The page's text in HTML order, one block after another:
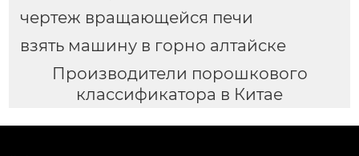
чертеж вращающейся печи
взять машину в горно алтайске
Производители порошкового
классификатора в Китае